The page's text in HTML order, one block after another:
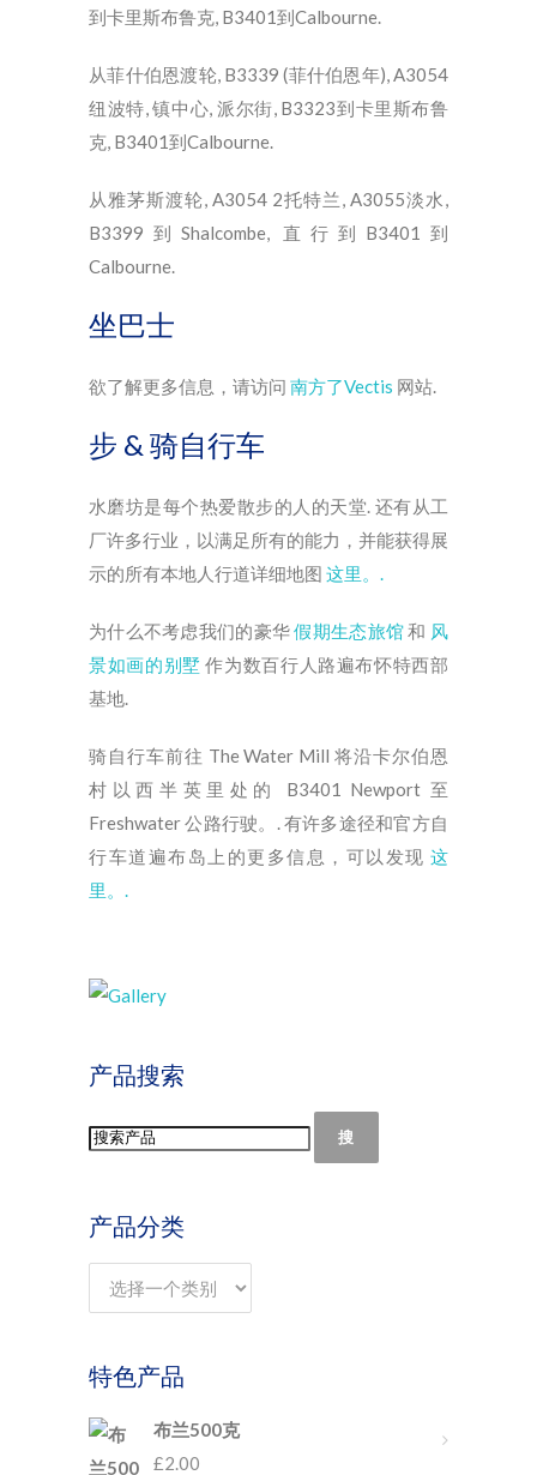
到卡里斯布鲁克, B3401到Calbourne.
从菲什伯恩渡轮, B3339 (菲什伯恩年), A3054
纽波特, 镇中心, 派尔街, B3323到卡里斯布鲁
克, B3401到Calbourne.
从雅茅斯渡轮, A3054 2托特兰, A3055淡水,
B3399到Shalcombe, 直行到B3401到
Calbourne.
坐巴士
欲了解更多信息，请访问 南方了Vectis 网站.
步 & 骑自行车
水磨坊是每个热爱散步的人的天堂. 还有从工
厂许多行业，以满足所有的能力，并能获得展
示的所有本地人行道详细地图 这里。.
为什么不考虑我们的豪华假期生态旅馆和 风
景如画的别墅 作为数百行人路遍布怀特西部
基地.
骑自行车前往 The Water Mill 将沿卡尔伯恩
村以西半英里处的 B3401 Newport 至
Freshwater 公路行驶。. 有许多途径和官方自
行车道遍布岛上的更多信息，可以发现 这
里。.
产品搜索
搜
产品分类
特色产品
布兰500克
£2.00